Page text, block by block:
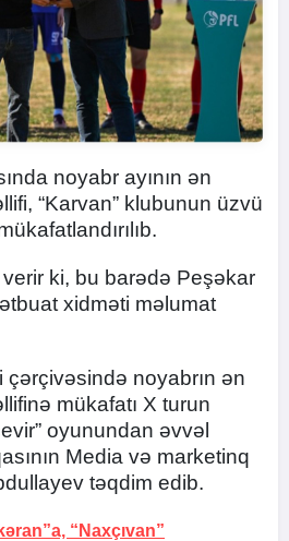
noyabr ayının ən
“Karvan” klubunun üzvü
ki, bu barədə Peşəkar
xidməti məlumat
çərçivəsində noyabrın ən
mükafatı X turun
oyunundan əvvəl
Media və marketinq
təqdim edib.
“Naxçıvan”